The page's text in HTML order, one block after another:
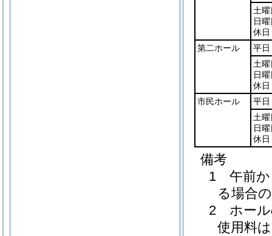
土曜
日曜
休日
第二ホール
平日
土曜
日曜
休日
市民ホール
平日
土曜
日曜
休日
備考
1 午前か
る場合
2 ホール
使用料